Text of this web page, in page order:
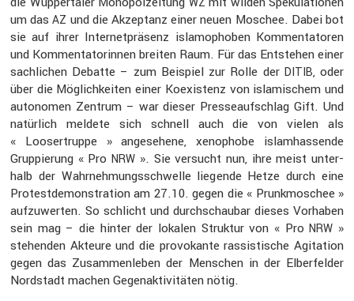
um dasAZ und die Akzep­tanz einer neuen Moschee. Dabei bot
sie auf ihrer Inter­net­prä­senz islamo­phoben Kommen­ta­toren
und Kommen­ta­to­rinnen breiten Raum. Für das Entstehen einer
sachli­chen Debatte – zum Beispiel zur Rolle der DITIB, oder
über die Möglich­keiten einer Koexis­tenz von islami­schem und
autonomen Zentrum – war dieser Presse­auf­schlag Gift. Und
natür­lich meldete sich schnell auch die von vielen als
« Looser­truppe » angese­hene, xenophobe islam­has­sende
Gruppie­rung « ProNRW ». Sie versucht nun, ihre meist unter­
halb der Wahrneh­mungs­schwelle liegende Hetze durch eine
Protest­de­mons­tra­tion am 27.10. gegen die « Prunk­mo­schee »
aufzu­werten. So schlicht und durch­schaubar dieses Vorhaben
sein mag – die hinter der lokalen Struktur von « ProNRW »
stehenden Akteure und die provo­kante rassis­ti­sche Agita­tion
gegen das Zusam­men­leben der Menschen in der Elber­felder
Nordstadt machen Gegen­ak­ti­vi­täten nötig.